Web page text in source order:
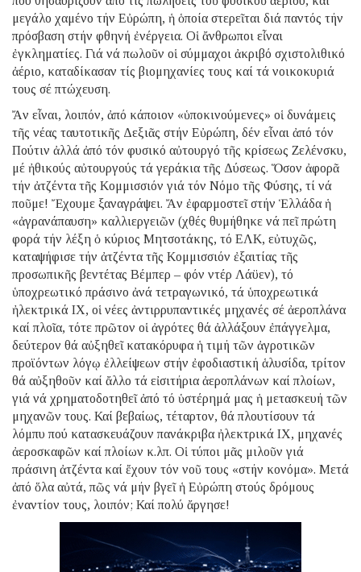
μεγάλο χαμένο τήν Εὐρώπη, ἡ ὁποία στερεῖται διά παντός τήν
πρόσβαση στήν φθηνή ἐνέργεια. Οἱ ἄνθρωποι εἶναι
ἐγκληματίες. Γιά νά πωλοῦν οἱ σύμμαχοι ἀκριβό σχιστολιθικό
ἀέριο, καταδίκασαν τίς βιομηχανίες τους καί τά νοικοκυριά
τους σέ πτώχευση.
Ἄν εἶναι, λοιπόν, ἀπό κάποιον «ὑποκινούμενες» οἱ δυνάμεις
τῆς νέας ταυτοτικῆς Δεξιᾶς στήν Εὐρώπη, δέν εἶναι ἀπό τόν
Πούτιν ἀλλά ἀπό τόν φυσικό αὐτουργό τῆς κρίσεως Ζελένσκυ,
μέ ἠθικούς αὐτουργούς τά γεράκια τῆς Δύσεως. Ὅσον ἀφορᾶ
τήν ἀτζέντα τῆς Κομμισσιόν γιά τόν Νόμο τῆς Φύσης, τί νά
ποῦμε! Ἔχουμε ξαναγράψει. Ἄν ἐφαρμοστεῖ στήν Ἑλλάδα ἡ
«ἀγρανάπαυση» καλλιεργειῶν (χθές θυμήθηκε νά πεῖ πρώτη
φορά τήν λέξη ὁ κύριος Μητσοτάκης, τό ΕΛΚ, εὐτυχῶς,
καταψήφισε τήν ἀτζέντα τῆς Κομμισσιόν ἐξαιτίας τῆς
προσωπικῆς βεντέτας Βέμπερ – φόν ντέρ Λάϋεν), τό
ὑποχρεωτικό πράσινο ἀνά τετραγωνικό, τά ὑποχρεωτικά
ἠλεκτρικά ΙΧ, οἱ νέες ἀντιρρυπαντικές μηχανές σέ ἀεροπλάνα
καί πλοῖα, τότε πρῶτον οἱ ἀγρότες θά ἀλλάξουν ἐπάγγελμα,
δεύτερον θά αὐξηθεῖ κατακόρυφα ἡ τιμή τῶν ἀγροτικῶν
προϊόντων λόγῳ ἐλλείψεων στήν ἐφοδιαστική ἁλυσίδα, τρίτον
θά αὐξηθοῦν καί ἄλλο τά εἰσιτήρια ἀεροπλάνων καί πλοίων,
γιά νά χρηματοδοτηθεῖ ἀπό τό ὑστέρημά μας ἡ μετασκευή τῶν
μηχανῶν τους. Καί βεβαίως, τέταρτον, θά πλουτίσουν τά
λόμπυ πού κατασκευάζουν πανάκριβα ἠλεκτρικά ΙΧ, μηχανές
ἀεροσκαφῶν καί πλοίων κ.λπ. Οἱ τύποι μᾶς μιλοῦν γιά
πράσινη ἀτζέντα καί ἔχουν τόν νοῦ τους «στήν κονόμα». Μετά
ἀπό ὅλα αὐτά, πῶς νά μήν βγεῖ ἡ Εὐρώπη στούς δρόμους
ἐναντίον τους, λοιπόν; Καί πολύ ἄργησε!